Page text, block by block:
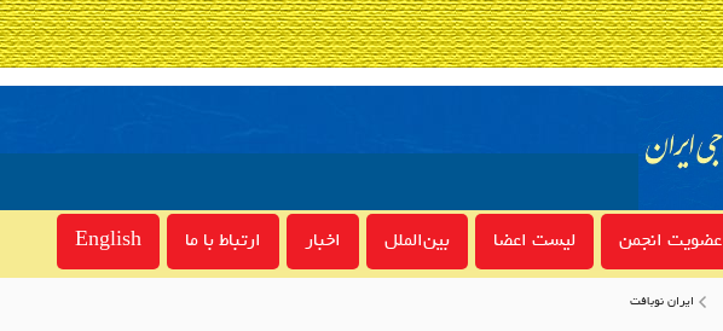
عضویت انجمن لیست اعضا بین‌الملل اخبار ارتباط با ما English
ايران نوبافت